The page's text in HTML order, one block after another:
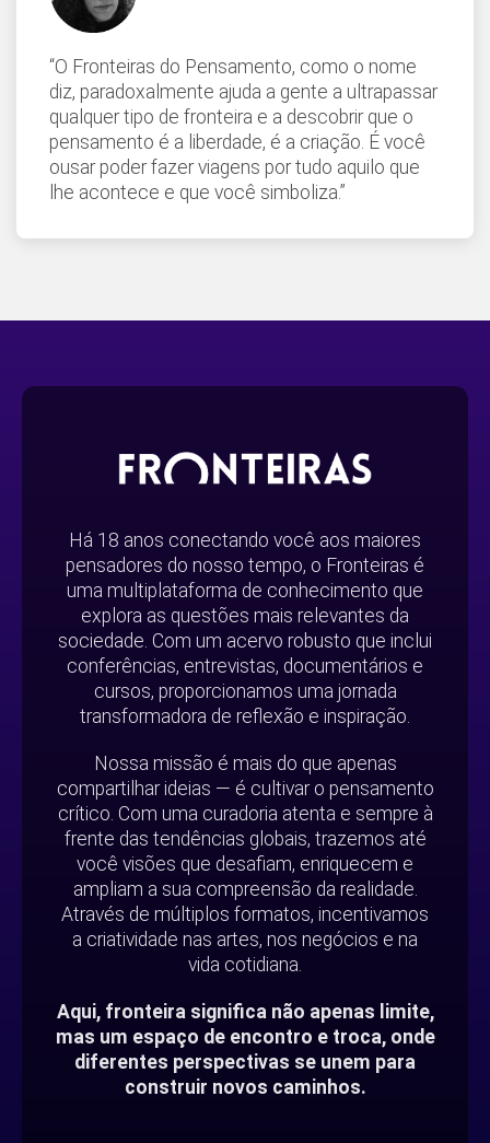
“O Fronteiras do Pensamento, como o nome
diz, paradoxalmente ajuda a gente a ultrapassar
qualquer tipo de fronteira e a descobrir que o
pensamento é a liberdade, é a criação. É você
ousar poder fazer viagens por tudo aquilo que
lhe acontece e que você simboliza.”
Há 18 anos conectando você aos maiores
pensadores do nosso tempo, o Fronteiras é
uma multiplataforma de conhecimento que
explora as questões mais relevantes da
sociedade. Com um acervo robusto que inclui
conferências, entrevistas, documentários e
cursos, proporcionamos uma jornada
transformadora de reflexão e inspiração.
Nossa missão é mais do que apenas
compartilhar ideias — é cultivar o pensamento
crítico. Com uma curadoria atenta e sempre à
frente das tendências globais, trazemos até
você visões que desafiam, enriquecem e
ampliam a sua compreensão da realidade.
Através de múltiplos formatos, incentivamos
a criatividade nas artes, nos negócios e na
vida cotidiana.
Aqui, fronteira significa não apenas limite,
mas um espaço de encontro e troca, onde
diferentes perspectivas se unem para
construir novos caminhos.